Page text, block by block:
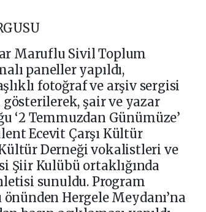
Maruflu Sivil Toplum
paneller yapıldı,
fotoğraf ve arşiv sergisi
gösterilerek, şair ve yazar
‘2 Temmuzdan Günümüze’
Ecevit Çarşı Kültür
Kültür Derneği vokalistleri ve
Şiir Kulübü ortaklığında
sunuldu. Program
Hergele Meydanı’na